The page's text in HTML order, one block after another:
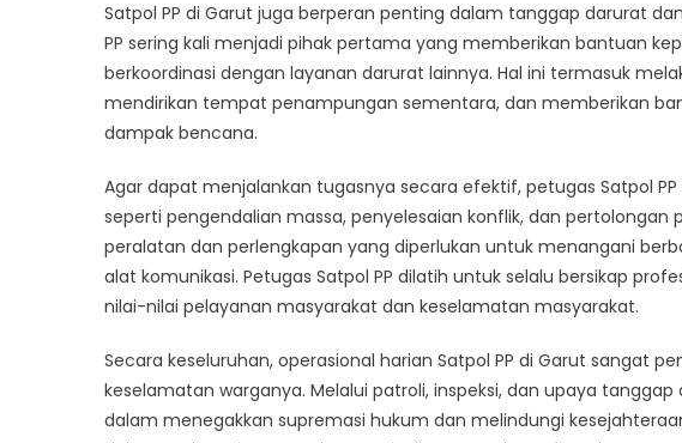
Satpol PP di Garut juga berperan penting dalam tanggap darurat
PP sering kali menjadi pihak pertama yang memberikan bantuan
berkoordinasi dengan layanan darurat lainnya. Hal ini termasuk
mendirikan tempat penampungan sementara, dan memberikan
dampak bencana.
Agar dapat menjalankan tugasnya secara efektif, petugas Satpol
seperti pengendalian massa, penyelesaian konflik, dan pertolongan
peralatan dan perlengkapan yang diperlukan untuk menangani
alat komunikasi. Petugas Satpol PP dilatih untuk selalu bersikap
nilai-nilai pelayanan masyarakat dan keselamatan masyarakat.
Secara keseluruhan, operasional harian Satpol PP di Garut sangat
keselamatan warganya. Melalui patroli, inspeksi, dan upaya
dalam menegakkan supremasi hukum dan melindungi